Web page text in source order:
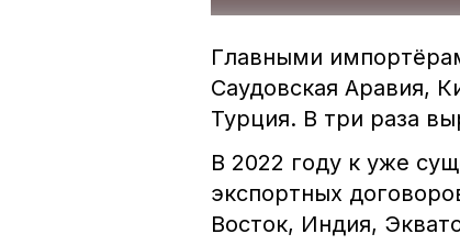
Главными
Саудовская Аравия,
Турция. В три раза
В 2022 году к уже
экспортных
Восток, Индия,